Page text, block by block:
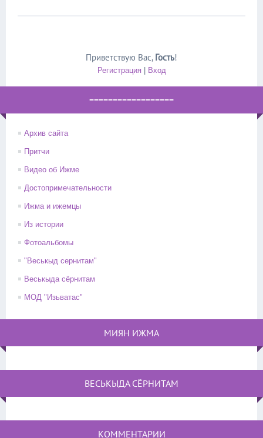
Приветствую Вас, Гость!
Регистрация| Вход
==================
Архив сайта
Притчи
Видео об Ижме
Достопримечательности
Ижма и ижемцы
Из истории
Фотоальбомы
"Веськыд сернитам"
Веськыда сёрнитам
МОД "Изьватас"
МИЯН ИЖМА
ВЕСЬКЫДА СЁРНИТАМ
КОММЕНТАРИИ